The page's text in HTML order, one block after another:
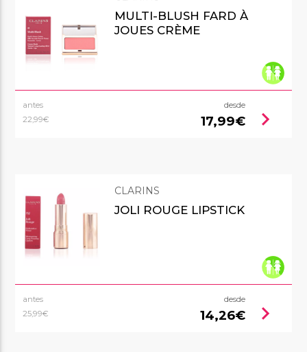
MULTI-BLUSH FARD À
JOUES CRÈME
antes
22,99€
desde
17,99€ chevron_right
CLARINS
JOLI ROUGE LIPSTICK
antes
25,99€
desde
14,26€ chevron_right